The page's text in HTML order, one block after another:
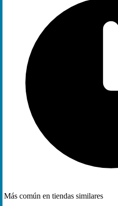
Más común en tiendas similares